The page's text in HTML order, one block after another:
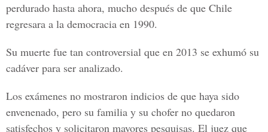
perdurado hasta ahora, mucho después de que Chile
regresara a la democracia en 1990.
Su muerte fue tan controversial que en 2013 se exhumó su
cadáver para ser analizado.
Los exámenes no mostraron indicios de que haya sido
envenenado, pero su familia y su chofer no quedaron
satisfechos y solicitaron mayores pesquisas. El juez que